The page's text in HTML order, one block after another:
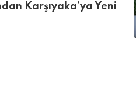
Karşıyaka’ya Yeni